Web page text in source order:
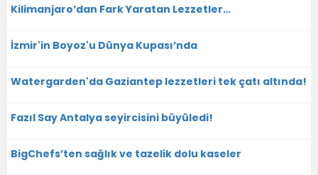
Kilimanjaro’dan Fark Yaratan Lezzetler…
İzmir'in Boyoz'u Dünya Kupası’nda
Watergarden'da Gaziantep lezzetleri tek çatı altında!
Fazıl Say Antalya seyircisini büyüledi!
BigChefs’ten sağlık ve tazelik dolu kaseler